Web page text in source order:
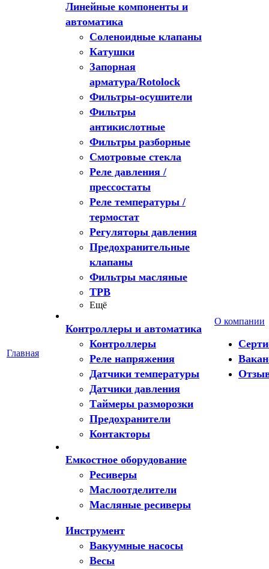
Главная
Линейные компоненты и
автоматика
Соленоидные клапаны
Катушки
Запорная
арматура/Rotolock
Фильтры-осушители
Фильтры
антикислотные
Фильтры разборные
Смотровые стекла
Реле давления /
прессостаты
Реле температуры /
термостат
Регуляторы давления
Предохранительные
клапаны
Фильтры масляные
ТРВ
Ещё
Контроллеры и автоматика
Контроллеры
Реле напряжения
Датчики температуры
Датчики давления
Таймеры разморозки
Предохранители
Контакторы
Емкостное оборудование
Ресиверы
Маслоотделители
Масляные ресиверы
Инструмент
Вакуумные насосы
Весы
О компании